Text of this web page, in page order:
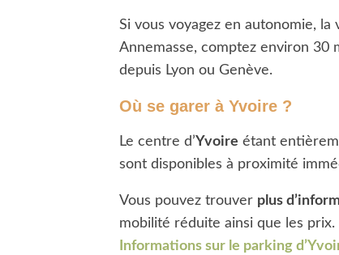
Si vous voyagez en autonomie,
Annemasse, comptez environ 30
depuis Lyon ou Genève.
Où se garer à Yvoire ?
Le centre d’Yvoire étant
sont disponibles à proximité
Vous pouvez trouver plus
mobilité réduite ainsi que les prix.
Informations sur le parking